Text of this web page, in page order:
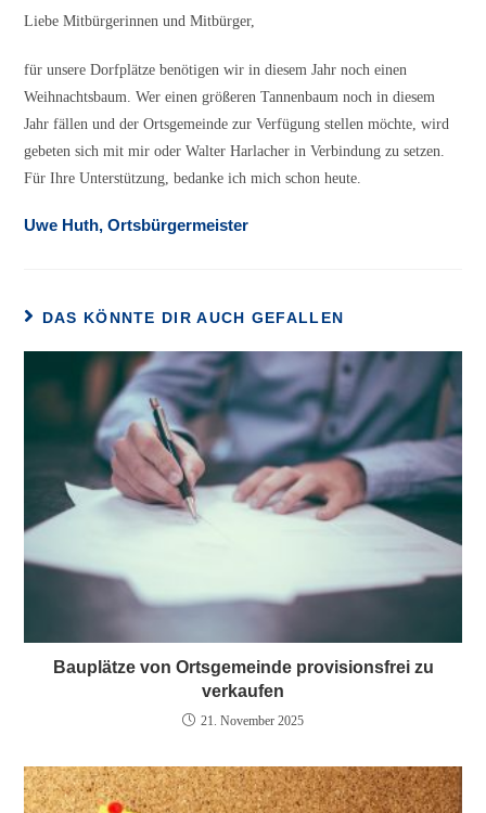
Liebe Mitbürgerinnen und Mitbürger,
für unsere Dorfplätze benötigen wir in diesem Jahr noch einen
Weihnachtsbaum. Wer einen größeren Tannenbaum noch in diesem
Jahr fällen und der Ortsgemeinde zur Verfügung stellen möchte, wird
gebeten sich mit mir oder Walter Harlacher in Verbindung zu setzen.
Für Ihre Unterstützung, bedanke ich mich schon heute.
Uwe Huth, Ortsbürgermeister
DAS KÖNNTE DIR AUCH GEFALLEN
Bauplätze von Ortsgemeinde provisionsfrei zu
verkaufen
21. November 2025